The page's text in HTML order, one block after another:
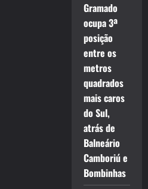
Gramado
ocupa 3ª
posição
entre os
metros
quadrados
mais caros
do Sul,
atrás de
Balneário
Camboriú e
Bombinhas